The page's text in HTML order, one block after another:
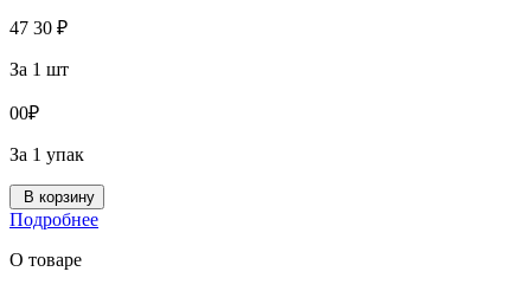
47 30 ₽
За 1 шт
00₽
За 1 упак
В корзину
Подробнее
О товаре